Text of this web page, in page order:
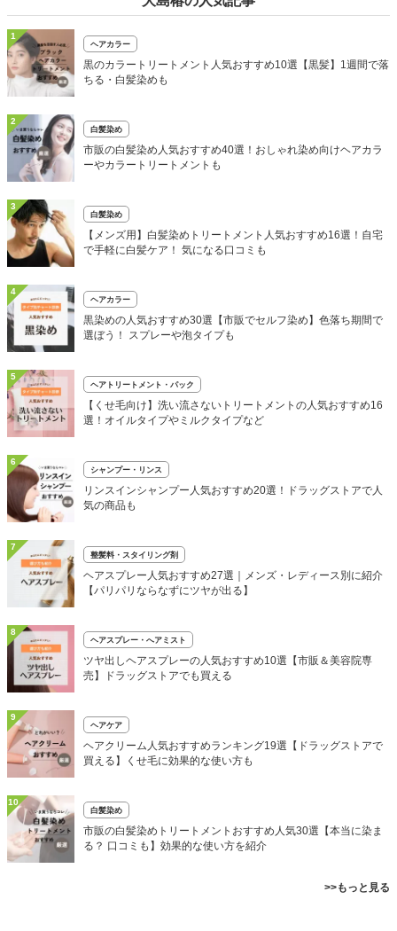
1
ヘアカラー
黒のカラートリートメント人気おすすめ10選【黒髪】1週間で落
ちる・白髪染めも
2
白髪染め
市販の白髪染め人気おすすめ40選！おしゃれ染め向けヘアカラ
ーやカラートリートメントも
3
白髪染め
【メンズ用】白髪染めトリートメント人気おすすめ16選！自宅
で手軽に白髪ケア！ 気になる口コミも
4
ヘアカラー
黒染めの人気おすすめ30選【市販でセルフ染め】色落ち期間で
選ぼう！ スプレーや泡タイプも
5
ヘアトリートメント・パック
【くせ毛向け】洗い流さないトリートメントの人気おすすめ16
選！オイルタイプやミルクタイプなど
6
シャンプー・リンス
リンスインシャンプー人気おすすめ20選！ドラッグストアで人
気の商品も
7
整髪料・スタイリング剤
ヘアスプレー人気おすすめ27選｜メンズ・レディース別に紹介
【パリパリならなずにツヤが出る】
8
ヘアスプレー・へアミスト
ツヤ出しヘアスプレーの人気おすすめ10選【市販＆美容院専
売】ドラッグストアでも買える
9
ヘアケア
ヘアクリーム人気おすすめランキング19選【ドラッグストアで
買える】くせ毛に効果的な使い方も
10
白髪染め
市販の白髪染めトリートメントおすすめ人気30選【本当に染ま
る？ 口コミも】効果的な使い方を紹介
>>もっと見る